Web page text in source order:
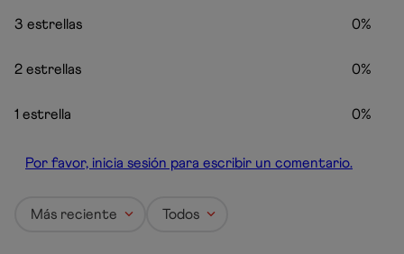
3 estrellas 0%
2 estrellas 0%
1 estrella 0%
Por favor, inicia sesión para escribir un comentario.
Más reciente Todos